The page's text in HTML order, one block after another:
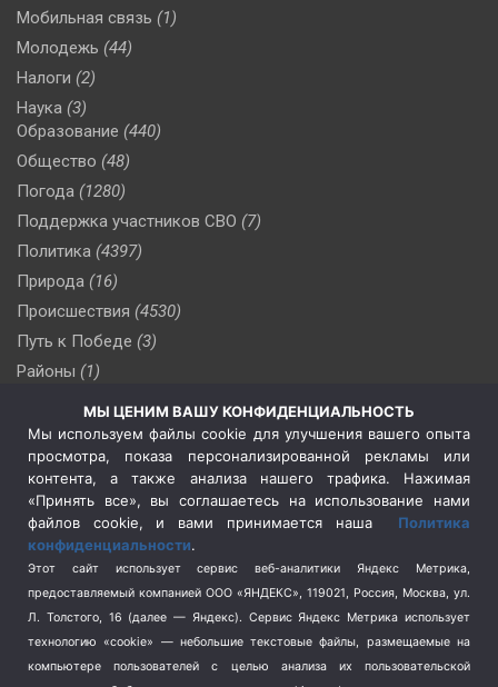
Мобильная связь (1)
Молодежь (44)
Налоги (2)
Наука (3)
Образование (440)
Общество (48)
Погода (1280)
Поддержка участников СВО (7)
Политика (4397)
Природа (16)
Происшествия (4530)
Путь к Победе (3)
Районы (1)
(510)
Сельское хозяйство (3)
Социальная политика
(3)
Спецоперация в Украине
Спецоперация на Украине
(404)
Спорт (740)
Терроризм (1)
Транспорт (262)
Туризм (178)
МЫ ЦЕНИМ ВАШУ КОНФИДЕНЦИАЛЬНОСТЬ
Мы используем файлы cookie для улучшения вашего опыта
просмотра, показа персонализированной рекламы или
контента, а также анализа нашего трафика. Нажимая
«Принять все», вы соглашаетесь на использование нами
файлов cookie, и вами принимается наша Политика
конфиденциальности.
Этот сайт использует сервис веб-аналитики Яндекс Метрика,
предоставляемый компанией ООО «ЯНДЕКС», 119021, Россия, Москва, ул.
Л. Толстого, 16 (далее — Яндекс). Сервис Яндекс Метрика использует
технологию «cookie» — небольшие текстовые файлы, размещаемые на
компьютере пользователей с целью анализа их пользовательской